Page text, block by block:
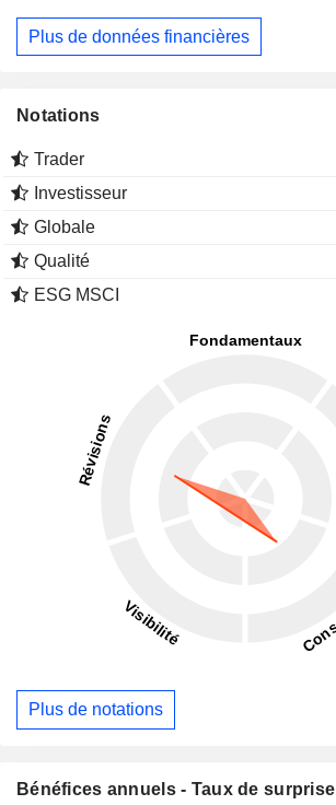
Plus de données financières
Notations
Trader
Investisseur
Globale
Qualité
ESG MSCI
Plus de notations
Bénéfices annuels - Taux de surprise